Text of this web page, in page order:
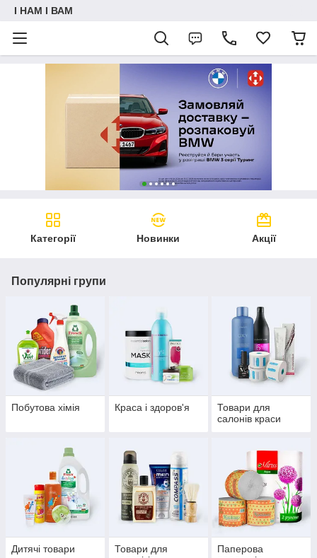
I НАМ I ВАМ
Категорії Новинки Акції
Популярні групи
Побутова хімія Краса і здоров'я
Товари для
салонів краси
Дитячі товари
Товари для
Паперова